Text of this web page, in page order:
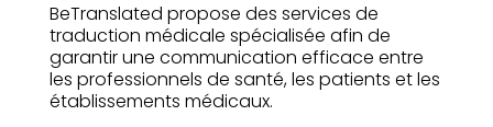
BeTranslated propose des services de
traduction médicale spécialisée afin de
garantir une communication efficace entre
les professionnels de santé, les patients et les
établissements médicaux.